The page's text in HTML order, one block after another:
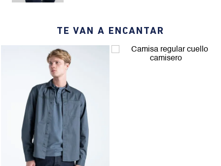
casuales, permitiendo libertad de movimiento y un look moderno.
TE VAN A ENCANTAR